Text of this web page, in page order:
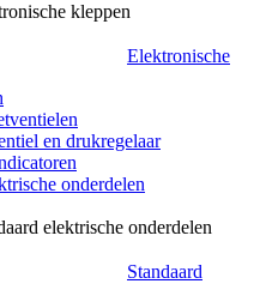
kleppen
Elektronische
en drukregelaar
onderdelen
elektrische onderdelen
Standaard